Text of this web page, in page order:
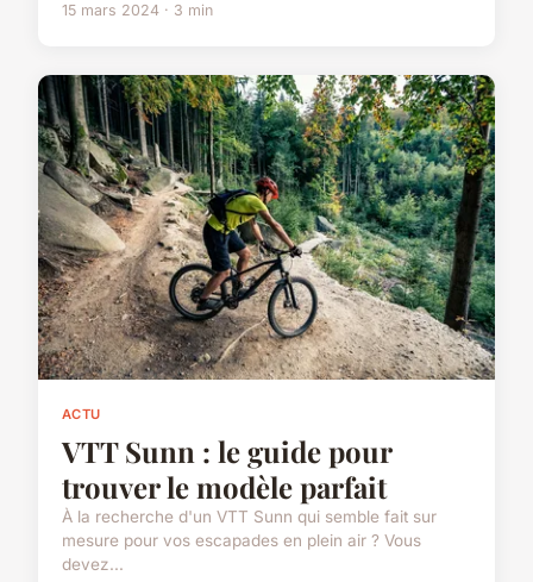
15 mars 2024 · 3 min
ACTU
VTT Sunn : le guide pour
trouver le modèle parfait
À la recherche d'un VTT Sunn qui semble fait sur
mesure pour vos escapades en plein air ? Vous
devez...